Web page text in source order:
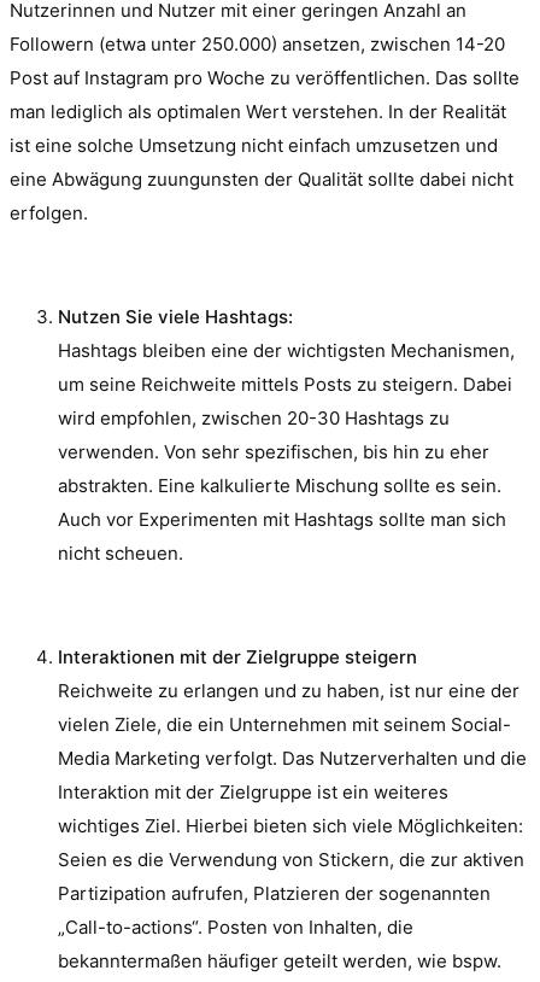
Nutzerinnen und Nutzer mit einer geringen Anzahl an
Followern (etwa unter 250.000) ansetzen, zwischen 14-20
Post auf Instagram pro Woche zu veröffentlichen. Das sollte
man lediglich als optimalen Wert verstehen. In der Realität
ist eine solche Umsetzung nicht einfach umzusetzen und
eine Abwägung zuungunsten der Qualität sollte dabei nicht
erfolgen.
Nutzen Sie viele Hashtags:
Hashtags bleiben eine der wichtigsten Mechanismen,
um seine Reichweite mittels Posts zu steigern. Dabei
wird empfohlen, zwischen 20-30 Hashtags zu
verwenden. Von sehr spezifischen, bis hin zu eher
abstrakten. Eine kalkulierte Mischung sollte es sein.
Auch vor Experimenten mit Hashtags sollte man sich
nicht scheuen.
Interaktionen mit der Zielgruppe steigern
Reichweite zu erlangen und zu haben, ist nur eine der
vielen Ziele, die ein Unternehmen mit seinem Social-
Media Marketing verfolgt. Das Nutzerverhalten und die
Interaktion mit der Zielgruppe ist ein weiteres
wichtiges Ziel. Hierbei bieten sich viele Möglichkeiten:
Seien es die Verwendung von Stickern, die zur aktiven
Partizipation aufrufen, Platzieren der sogenannten
„Call-to-actions“. Posten von Inhalten, die
bekanntermaßen häufiger geteilt werden, wie bspw.